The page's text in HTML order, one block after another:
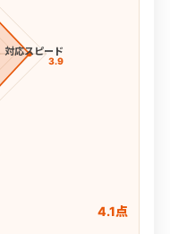
対応スピード
3.9
4.1点